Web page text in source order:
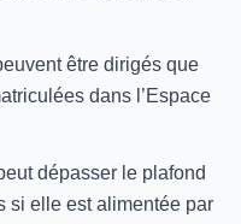
être dirigés que
dans l’Espace
dépasser le plafond
si elle est alimentée par